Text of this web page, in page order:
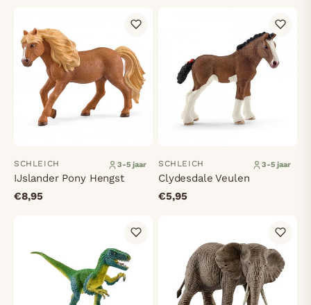
SCHLEICH 3-5 jaar
IJslander Pony Hengst
€8,95
SCHLEICH 3-5 jaar
Clydesdale Veulen
€5,95